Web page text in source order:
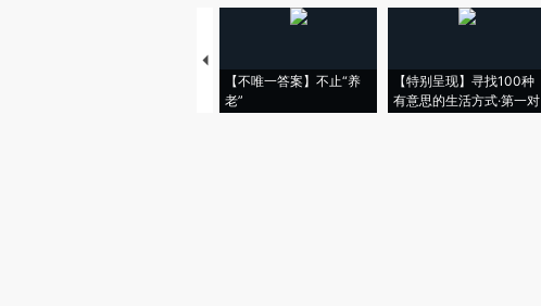
【不唯一答案】不止“养
老”
【特别呈现】寻找100种
有意思的生活方式·第一对